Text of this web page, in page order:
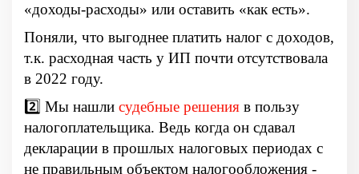
«доходы-расходы» или оставить «как есть».
Поняли, что выгоднее платить налог с доходов,
т.к. расходная часть у ИП почти отсутствовала
в 2022 году.
2️⃣ Мы нашли судебные решения в пользу
налогоплательщика. Ведь когда он сдавал
декларации в прошлых налоговых периодах с
не правильным объектом налогообложения -